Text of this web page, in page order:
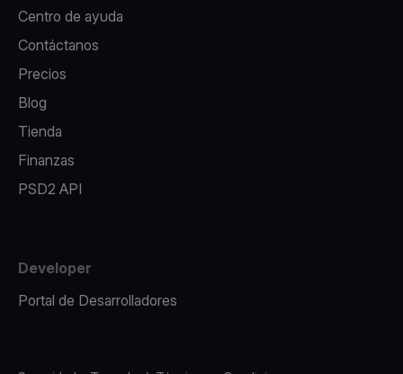
Centro de ayuda
Contáctanos
Precios
Blog
Tienda
Finanzas
PSD2 API
Developer
Portal de Desarrolladores